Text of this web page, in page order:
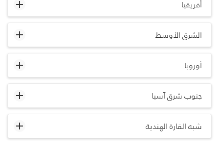
أفريقيا
الشرق الأوسط
أوروبا
جنوب شرق آسيا
شبه القارة الهندية